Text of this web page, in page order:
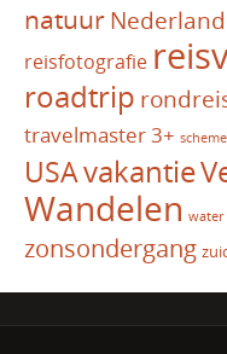
natuur Nederland
reisfotografie
roadtrip
travelmaster 3+
USAvakantie
Wandelen water
zonsondergang